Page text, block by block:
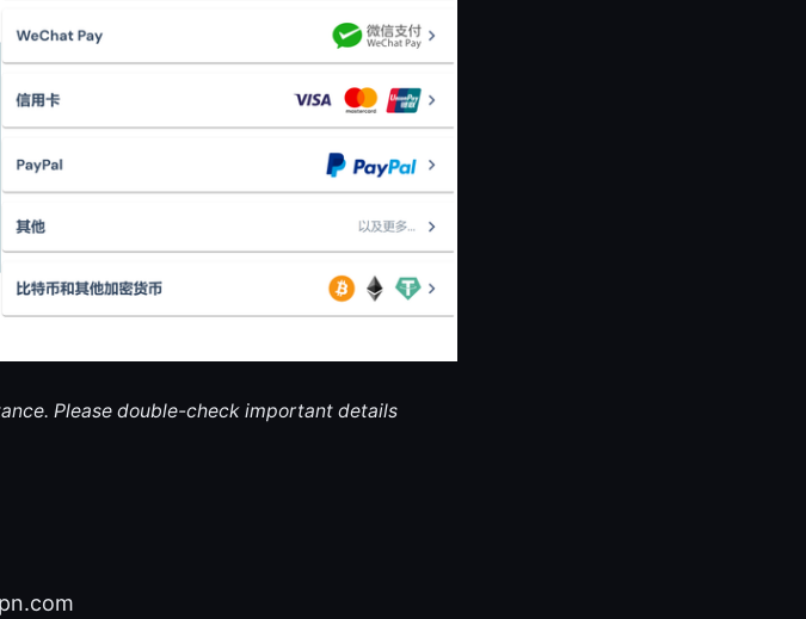
Please double-check important details